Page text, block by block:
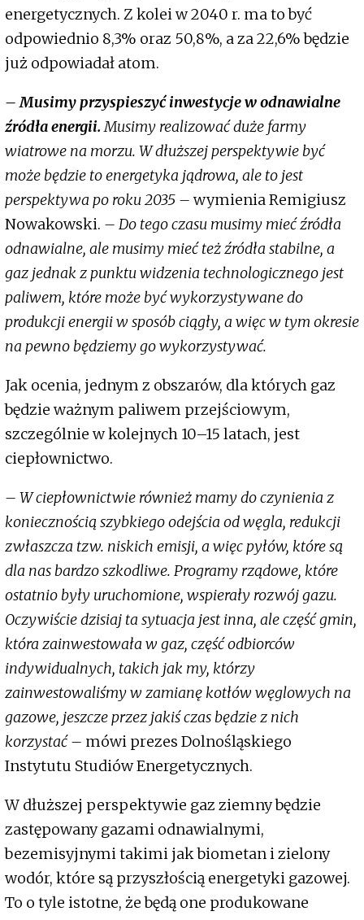
energetycznych. Z kolei w 2040 r. ma to być
odpowiednio 8,3% oraz 50,8%, a za 22,6% będzie
już odpowiadał atom.
– Musimy przyspieszyć inwestycje w odnawialne
źródła energii.Musimy realizować duże farmy
wiatrowe na morzu. W dłuższej perspektywie być
może będzie to energetyka jądrowa, ale to jest
perspektywa po roku 2035 –wymienia Remigiusz
Nowakowski. – Do tego czasu musimy mieć źródła
odnawialne, ale musimy mieć też źródła stabilne, a
gaz jednak z punktu widzenia technologicznego jest
paliwem, które może być wykorzystywane do
produkcji energii w sposób ciągły, a więc w tym okresie
na pewno będziemy go wykorzystywać.
Jak ocenia, jednym z obszarów, dla których gaz
będzie ważnym paliwem przejściowym,
szczególnie w kolejnych 10–15 latach, jest
ciepłownictwo.
– W ciepłownictwie również mamy do czynienia z
koniecznością szybkiego odejścia od węgla, redukcji
zwłaszcza tzw. niskich emisji, a więc pyłów, które są
dla nas bardzo szkodliwe. Programy rządowe, które
ostatnio były uruchomione, wspierały rozwój gazu.
Oczywiście dzisiaj ta sytuacja jest inna, ale część gmin,
która zainwestowała w gaz, część odbiorców
indywidualnych, takich jak my, którzy
zainwestowaliśmy w zamianę kotłów węglowych na
gazowe, jeszcze przez jakiś czas będzie z nich
korzystać – mówi prezes Dolnośląskiego
Instytutu Studiów Energetycznych.
W dłuższej perspektywie gaz ziemny będzie
zastępowany gazami odnawialnymi,
bezemisyjnymi takimi jak biometan i zielony
wodór, które są przyszłością energetyki gazowej.
To o tyle istotne, że będą one produkowane